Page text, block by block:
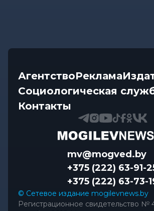
АгентствоРеклама
Социологическая
Контакты
mv@mogved.by
+375 (222) 63-91-
+375 (222) 63-73-
© Сетевое издание mogilevnews.by
Регистрационное свидетельство №